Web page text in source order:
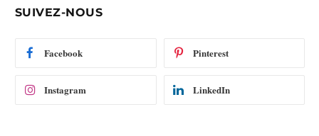
m
SUIVEZ-NOUS
Facebook Pinterest
Instagram LinkedIn